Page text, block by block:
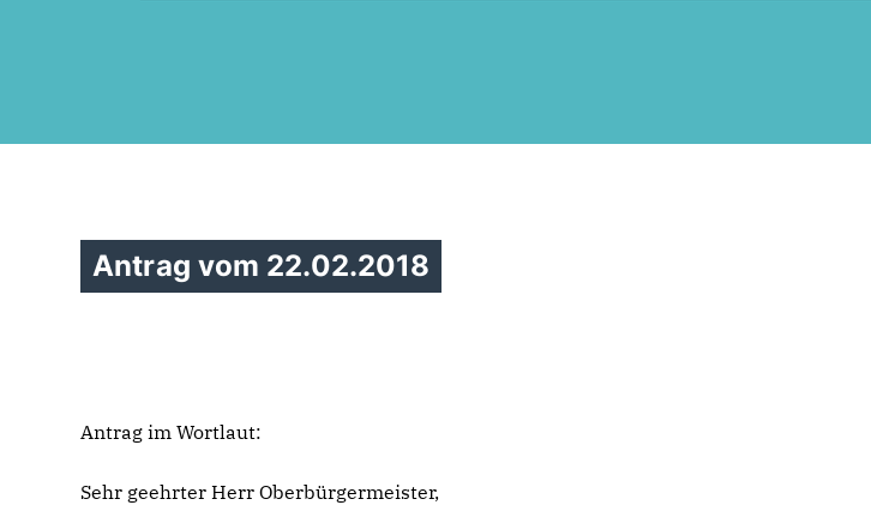
Antrag vom 22.02.2018
Antrag im Wortlaut:
Sehr geehrter Herr Oberbürgermeister,